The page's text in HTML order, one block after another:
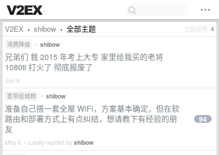
V2EX › shibow › 全部主题 主题总数 4
消费降级 • shibow
兄弟们 我 2015 年考上大专 家里给我买的老将
1080ti 打火了 彻底报废了
Jun 9
宽带症候群
• shibow
准备自己搭一套全屋 WiFi，方案基本确定，但在软
路由和部署方式上有点纠结，想请教下有经验的朋
友
May 6 • Lastly replied byshibow
94